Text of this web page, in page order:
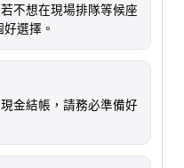
不想在現場排隊等候座
選擇。
金結帳，請務必準備好